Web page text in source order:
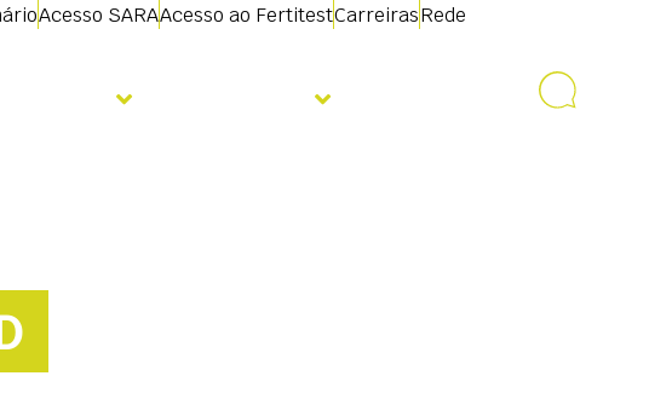
Acesso SARAAcesso ao FertitestCarreirasRede